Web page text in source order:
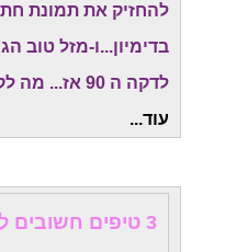
להחזיק את תמונת
בדימיון...ו-מזל טוב
לדקה ה 90 אז... מה לקחת ביום החתונה....
עוד...
3 טיפים חשובים לבחירת שמלת כלה